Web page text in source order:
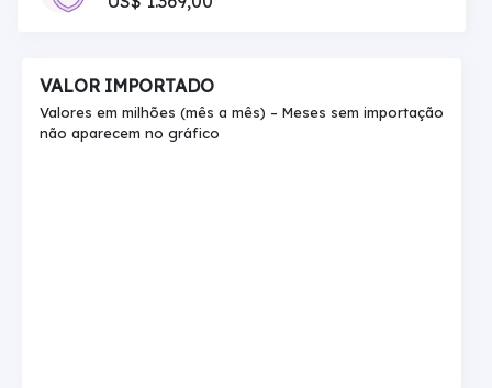
VALOR IMPORTADO
Valores em milhões (mês a mês) – Meses sem importação
não aparecem no gráfico